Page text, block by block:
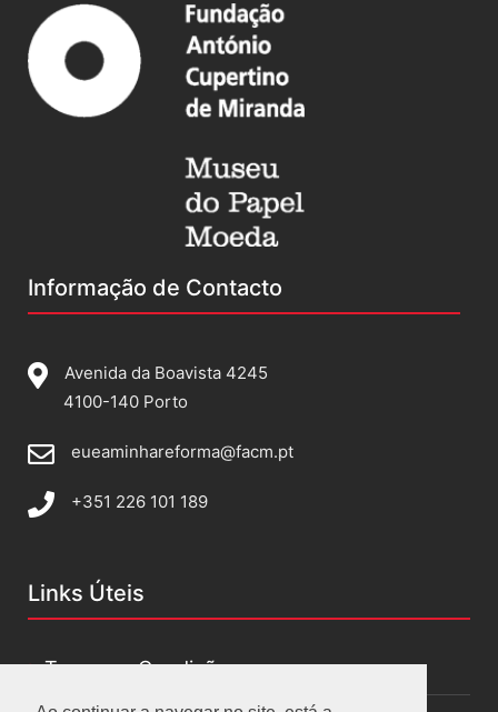
Informação de Contacto
Avenida da Boavista 4245
4100-140 Porto
eueaminhareforma@facm.pt
+351 226 101 189
Links Úteis
Termos e Condições